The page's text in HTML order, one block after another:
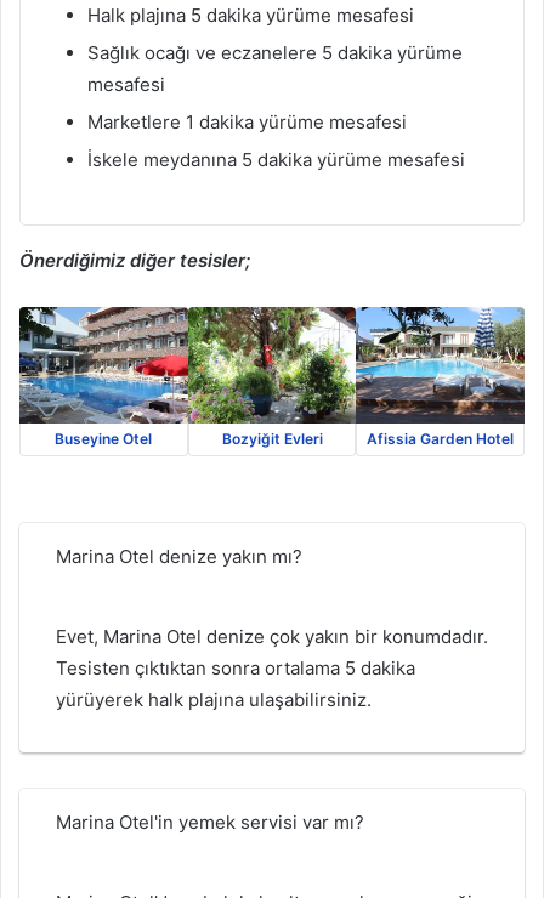
Halk plajına 5 dakika yürüme mesafesi
Sağlık ocağı ve eczanelere 5 dakika yürüme
mesafesi
Marketlere 1 dakika yürüme mesafesi
İskele meydanına 5 dakika yürüme mesafesi
Önerdiğimiz diğer tesisler;
Buseyine Otel Bozyiğit Evleri Afissia Garden Hotel
Marina Otel denize yakın mı?
Evet, Marina Otel denize çok yakın bir konumdadır.
Tesisten çıktıktan sonra ortalama 5 dakika
yürüyerek halk plajına ulaşabilirsiniz.
Marina Otel'in yemek servisi var mı?